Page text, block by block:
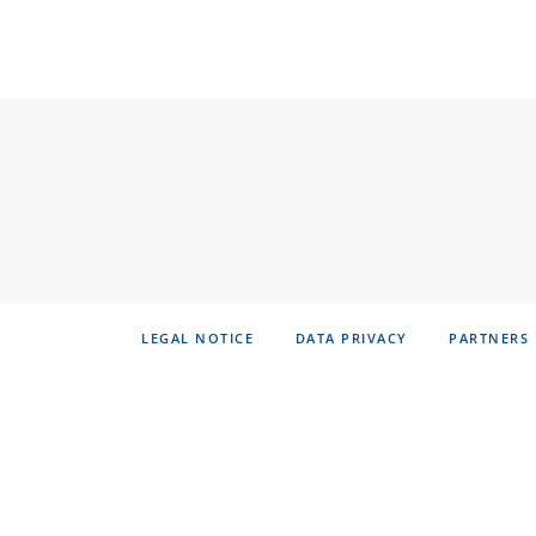
LEGAL NOTICE DATA PRIVACY PARTNERS